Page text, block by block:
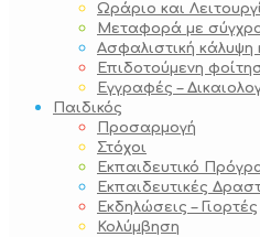
Ωράριο και
Μεταφορά με
Ασφαλιστική
Επιδοτούμενη
Εγγραφές –
Παιδικός
Προσαρμογή
Στόχοι
Εκπαιδευτικό
Εκπαιδευτικές
Εκδηλώσεις – Γιορτές
Κολύμβηση